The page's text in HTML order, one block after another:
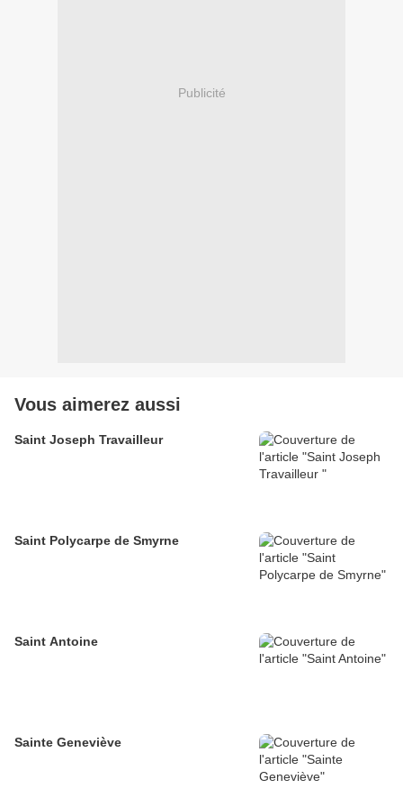
Publicité
Vous aimerez aussi
Saint Joseph Travailleur
Saint Polycarpe de Smyrne
Saint Antoine
Sainte Geneviève